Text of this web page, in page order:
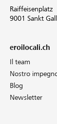
Raiffeisenplatz
9001 Sankt
eroilocali.ch
Il team
Nostro
Blog
Newsletter